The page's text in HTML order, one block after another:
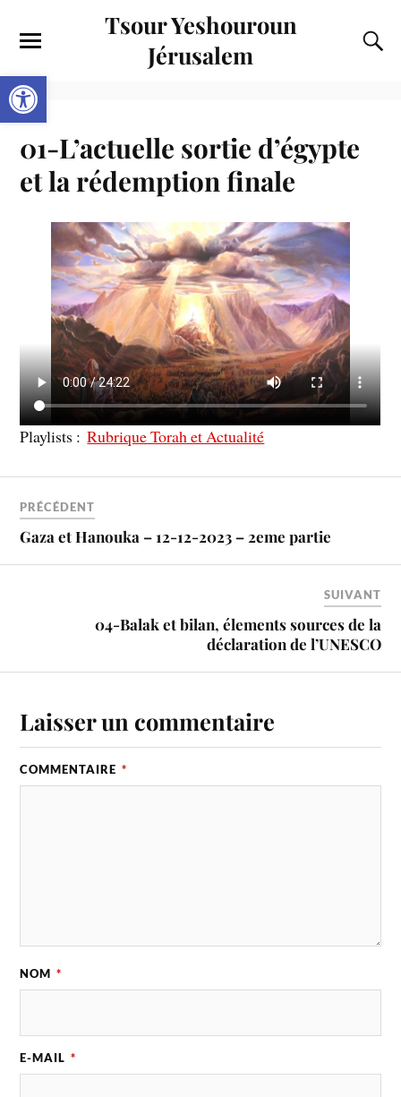
Ouvrir la barre d’outils
Tsour Yeshouroun
Jérusalem
01-L’actuelle sortie d’égypte
et la rédemption finale
Playlists : Rubrique Torah et Actualité
PRÉCÉDENT
Gaza et Hanouka – 12-12-2023 – 2eme partie
SUIVANT
04-Balak et bilan, élements sources de la
déclaration de l’UNESCO
Laisser un commentaire
COMMENTAIRE *
NOM *
E-MAIL *